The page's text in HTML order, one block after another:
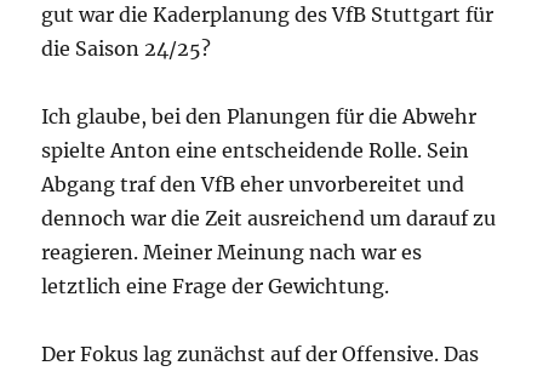
gut war die Kaderplanung des VfB Stuttgart für
die Saison 24/25?
Ich glaube, bei den Planungen für die Abwehr
spielte Anton eine entscheidende Rolle. Sein
Abgang traf den VfB eher unvorbereitet und
dennoch war die Zeit ausreichend um darauf zu
reagieren. Meiner Meinung nach war es
letztlich eine Frage der Gewichtung.
Der Fokus lag zunächst auf der Offensive. Das